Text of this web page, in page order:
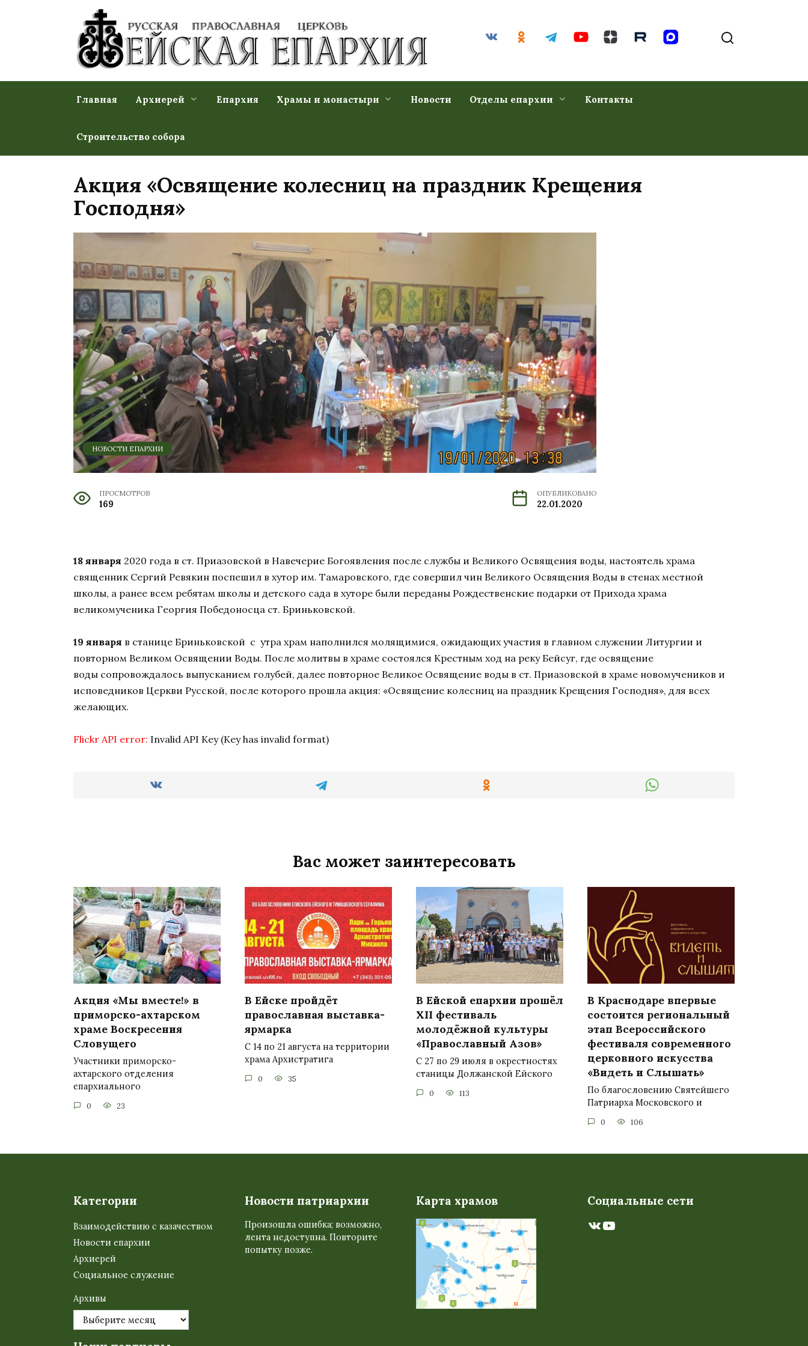
Главная Архиерей Епархия Храмы и монастыри Новости Отделы епархии Контакты
Строительство собора
Акция «Освящение колесниц на праздник Крещения
Господня»
НОВОСТИ ЕПАРХИИ
ПРОСМОТРОВ
169
ОПУБЛИКОВАНО
22.01.2020
18 января 2020 года в ст. Приазовской в Навечерие Богоявления после службы и Великого Освящения воды, настоятель храма
священник Сергий Ревякин поспешил в хутор им. Тамаровского, где совершил чин Великого Освящения Воды в стенах местной
школы, а ранее всем ребятам школы и детского сада в хуторе были переданы Рождественские подарки от Прихода храма
великомученика Георгия Победоносца ст. Бриньковской.
19 января в станице Бриньковской с утра храм наполнился молящимися, ожидающих участия в главном служении Литургии и
повторном Великом Освящении Воды. После молитвы в храме состоялся Крестным ход на реку Бейсуг, где освящение
воды сопровождалось выпусканием голубей, далее повторное Великое Освящение воды в ст. Приазовской в храме новомучеников и
исповедников Церкви Русской, после которого прошла акция: «Освящение колесниц на праздник Крещения Господня», для всех
желающих.
Flickr API error: Invalid API Key (Key has invalid format)
Вас может заинтересовать
Акция «Мы вместе!» в
приморско-ахтарском
храме Воскресения
Словущего
Участники приморско-
ахтарского отделения
епархиального
0 23
В Ейске пройдёт
православная выставка-
ярмарка
С 14 по 21 августа на территории
храма Архистратига
0 35
В Ейской епархии прошёл
XII фестиваль
молодёжной культуры
«Православный Азов»
С 27 по 29 июля в окрестностях
станицы Должанской Ейского
0 113
В Краснодаре впервые
состоится региональный
этап Всероссийского
фестиваля современного
церковного искусства
«Видеть и Слышать»
По благословению Святейшего
Патриарха Московского и
0 106
Категории
Взаимодействию с казачеством
Новости епархии
Архиерей
Социальное служение
Архивы
Новости патриархии
Произошла ошибка; возможно,
лента недоступна. Повторите
попытку позже.
Карта храмов Социальные сети
ВКонтакте
YouTube